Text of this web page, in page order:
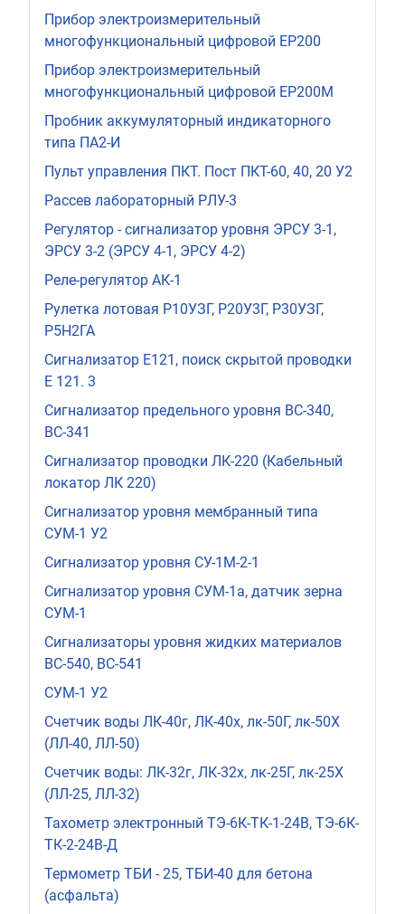
Прибор электроизмерительный
многофункциональный цифровой ЕР200
Прибор электроизмерительный
многофункциональный цифровой ЕР200М
Пробник аккумуляторный индикаторного
типа ПА2-И
Пульт управления ПКТ. Пост ПКТ-60, 40, 20 У2
Рассев лабораторный РЛУ-3
Регулятор - сигнализатор уровня ЭРСУ 3-1,
ЭРСУ 3-2 (ЭРСУ 4-1, ЭРСУ 4-2)
Реле-регулятор АК-1
Рулетка лотовая Р10УЗГ, Р20У3Г, Р30УЗГ,
Р5Н2ГА
Сигнализатор Е121, поиск скрытой проводки
Е 121. 3
Сигнализатор предельного уровня ВС-340,
ВС-341
Сигнализатор проводки ЛК-220 (Кабельный
локатор ЛК 220)
Сигнализатор уровня мембранный типа
СУМ-1 У2
Сигнализатор уровня СУ-1М-2-1
Сигнализатор уровня СУМ-1а, датчик зерна
СУМ-1
Сигнализаторы уровня жидких материалов
ВС-540, ВС-541
СУМ-1 У2
Счетчик воды ЛК-40г, ЛК-40х, лк-50Г, лк-50Х
(ЛЛ-40, ЛЛ-50)
Счетчик воды: ЛК-32г, ЛК-32х, лк-25Г, лк-25Х
(ЛЛ-25, ЛЛ-32)
Тахометр электронный ТЭ-6К-ТК-1-24В, ТЭ-6К-
ТК-2-24В-Д
Термометр ТБИ - 25, ТБИ-40 для бетона
(асфальта)